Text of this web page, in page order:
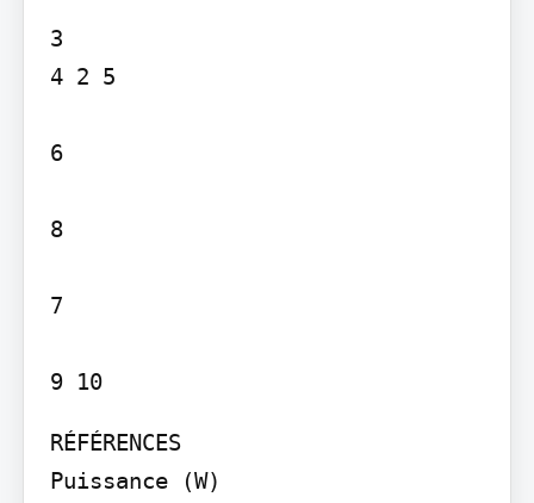
3
4 2 5
6
8
7
9 10
RÉFÉRENCES
Puissance (W)